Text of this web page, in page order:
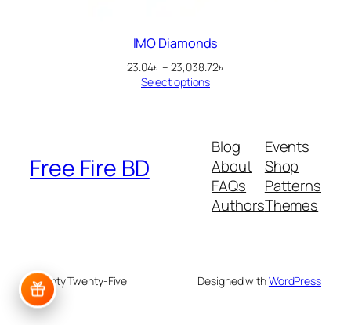
IMO Diamonds
23.04৳ – 23,038.72৳
Select options
Free Fire BD
Blog
About
FAQs
Authors
Events
Shop
Patterns
Themes
Twenty Twenty-Five Designed withWordPress